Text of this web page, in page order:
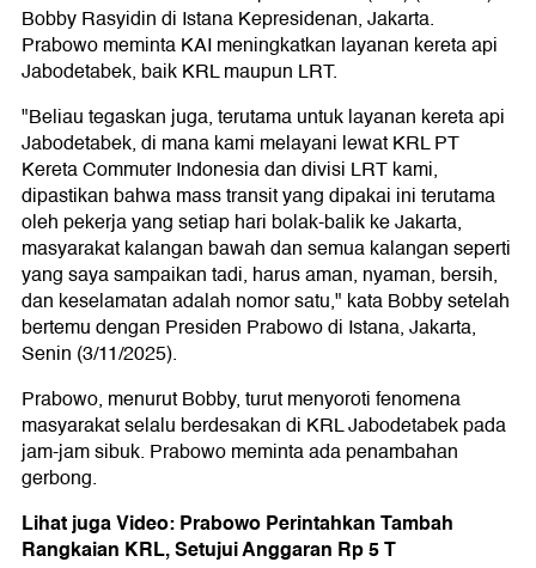
Bobby Rasyidin di Istana Kepresidenan, Jakarta.
Prabowo meminta KAI meningkatkan layanan kereta api
Jabodetabek, baik KRL maupun LRT.
"Beliau tegaskan juga, terutama untuk layanan kereta api
Jabodetabek, di mana kami melayani lewat KRL PT
Kereta Commuter Indonesia dan divisi LRT kami,
dipastikan bahwa mass transit yang dipakai ini terutama
oleh pekerja yang setiap hari bolak-balik ke Jakarta,
masyarakat kalangan bawah dan semua kalangan seperti
yang saya sampaikan tadi, harus aman, nyaman, bersih,
dan keselamatan adalah nomor satu," kata Bobby setelah
bertemu dengan Presiden Prabowo di Istana, Jakarta,
Senin (3/11/2025).
Prabowo, menurut Bobby, turut menyoroti fenomena
masyarakat selalu berdesakan di KRL Jabodetabek pada
jam-jam sibuk. Prabowo meminta ada penambahan
gerbong.
Lihat juga Video: Prabowo Perintahkan Tambah
Rangkaian KRL, Setujui Anggaran Rp 5 T